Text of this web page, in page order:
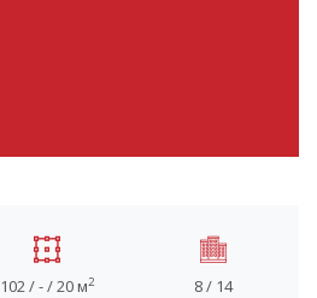
102 / - / 20 м2 8 / 14